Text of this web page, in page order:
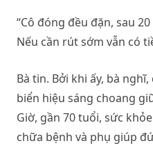
“Cô đóng đều đặn, sau
Nếu cần rút sớm vẫn có
Bà tin. Bởi khi ấy, bà
biển hiệu sáng choang
Giờ, gần 70 tuổi, sức
chữa bệnh và phụ giúp